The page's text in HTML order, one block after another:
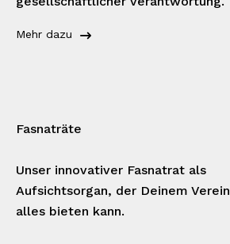
Mehr dazu
Fasnaträte
Unser innovativer Fasnatrat als
Aufsichtsorgan, der Deinem Verein
alles bieten kann.